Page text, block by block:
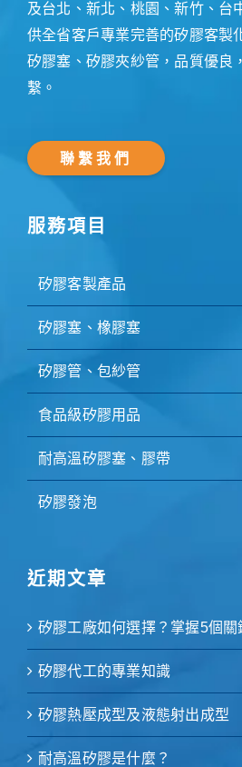
及台北、新北、桃園、新竹、台
供全省客戶專業完善的矽膠客製
矽膠塞、矽膠夾紗管，品質優良
繫。
聯繫我們
服務項目
矽膠客製產品
矽膠塞、橡膠塞
矽膠管、包紗管
食品級矽膠用品
耐高溫矽膠塞、膠帶
矽膠發泡
近期文章
矽膠工廠如何選擇？掌握5個關
矽膠代工的專業知識
矽膠熱壓成型及液態射出成型
耐高溫矽膠是什麼？